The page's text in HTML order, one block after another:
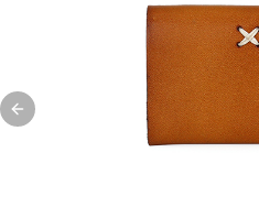
Previous slide